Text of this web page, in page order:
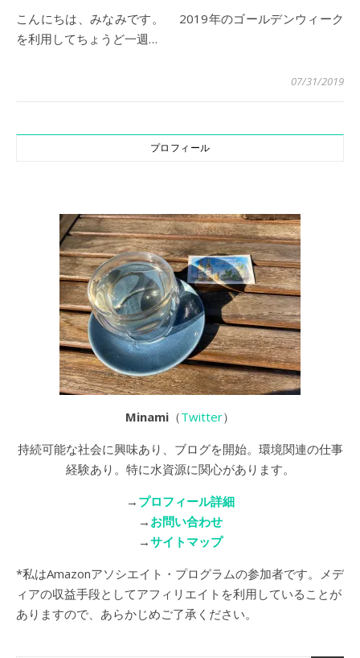
こんにちは、みなみです。 2019年のゴールデンウィーク
を利用してちょうど一週…
07/31/2019
プロフィール
Minami （Twitter）
持続可能な社会に興味あり、ブログを開始。環境関連の仕事
経験あり。特に水資源に関心があります。
→ プロフィール詳細
→ お問い合わせ
→サイトマップ
*私はAmazonアソシエイト・プログラムの参加者です。メデ
ィアの収益手段としてアフィリエイトを利用していることが
ありますので、あらかじめご了承ください。